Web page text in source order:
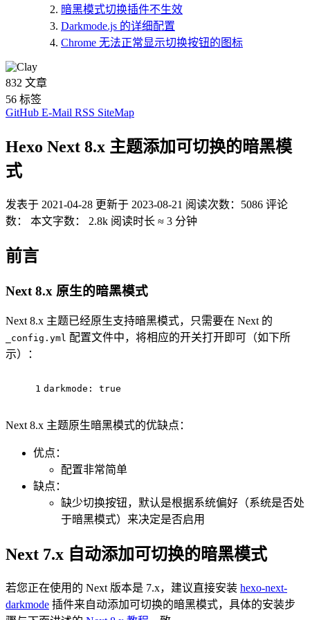
暗黑模式切换插件不生效
Darkmode.js 的详细配置
Chrome 无法正常显示切换按钮的图标
832 文章
56 标签
GitHub E-Mail RSS SiteMap
Hexo Next 8.x 主题添加可切换的暗黑模
式
发表于 2021-04-28 更新于 2023-08-21 阅读次数： 5086 评论
数：
本文字数： 2.8k 阅读时长 ≈ 3 分钟
前言
Next 8.x 原生的暗黑模式
Next 8.x 主题已经原生支持暗黑模式，只需要在 Next 的
_config.yml 配置文件中，将相应的开关打开即可（如下所
示）：
1 darkmode: true
Next 8.x 主题原生暗黑模式的优缺点：
优点：
配置非常简单
缺点：
缺少切换按钮，默认是根据系统偏好（系统是否处
于暗黑模式）来决定是否启用
Next 7.x 自动添加可切换的暗黑模式
若您正在使用的 Next 版本是 7.x，建议直接安装 hexo-next-
darkmode 插件来自动添加可切换的暗黑模式，具体的安装步